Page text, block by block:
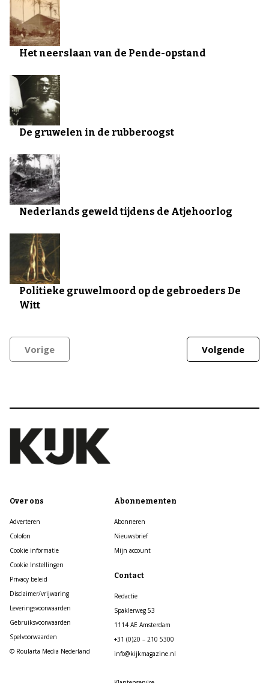
Het neerslaan van de Pende-opstand
De gruwelen in de rubberoogst
Nederlands geweld tijdens de Atjehoorlog
Politieke gruwelmoord op de gebroeders De
Witt
Vorige Volgende
Over ons
Adverteren
Colofon
Cookie informatie
Cookie Instellingen
Privacy beleid
Disclaimer/vrijwaring
Leveringsvoorwaarden
Gebruiksvoorwaarden
Spelvoorwaarden
© Roularta Media Nederland
Abonnementen
Abonneren
Nieuwsbrief
Mijn account
Contact
Redactie
Spaklerweg 53
1114 AE Amsterdam
+31 (0)20 – 210 5300
info@kijkmagazine.nl